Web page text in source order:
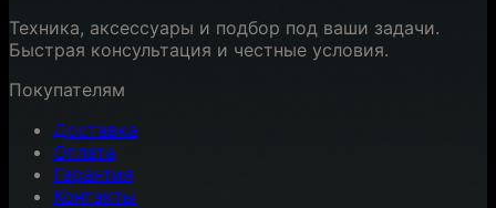
Техника, аксессуары и подбор под ваши задачи.
Быстрая консультация и честные условия.
Покупателям
Доставка
Оплата
Гарантия
Контакты